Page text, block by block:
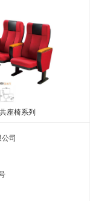
座椅系列
司